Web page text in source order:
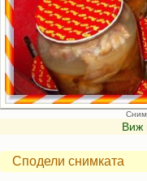
Виж
Сподели снимката